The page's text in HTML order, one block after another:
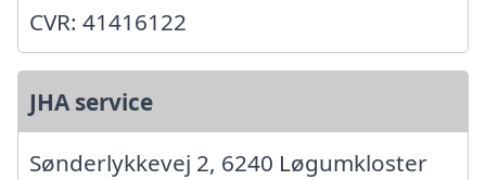
CVR: 41416122
JHA service
Sønderlykkevej 2, 6240 Løgumkloster